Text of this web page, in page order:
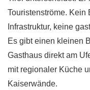
Touristenströme.
Infrastruktur, keine
Es gibt einen kleinen
Gasthaus direkt am
mit regionaler Küche
Kaiserwände.